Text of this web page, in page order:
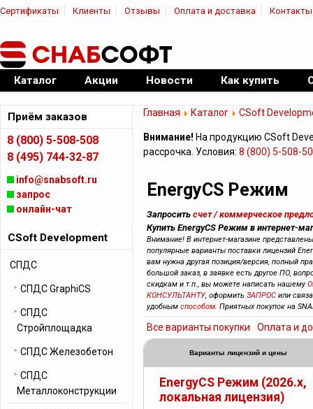
Сертификаты Клиенты Отзывы Оплата и доставка Контакты
Официальный дилер ПО
Каталог Акции Новости Как купить
Главная Каталог CSoft
Внимание! На продукцию CSoft
рассрочка. Условия: 8 (800) 5-508-
EnergyCS Режим
Запросить счет / коммерческое
Купить EnergyCS Режим в интернет-
Внимание! В интернет-магазине
популярные варианты поставки лицензий
вам нужна другая позиция/версия, полный
большой заказ, в заявке есть другое ПО,
скидкам и т.п., вы можете написать нашему
КОНСУЛЬТАНТУ, оформить ЗАПРОС или
удобным способом. Приятных покупок на
Все варианты покупки Оплата и
Варианты лицензий и цены
EnergyCS Режим (2026.x,
локальная лицензия)
Приём заказов
8 (800) 5-508-508
8 (495) 744-32-87
info@snabsoft.ru
запрос
онлайн-чат
CSoft Development
СПДС
СПДС GraphiCS
СПДС
Стройплощадка
СПДС Железобетон
СПДС
Металлоконструкции